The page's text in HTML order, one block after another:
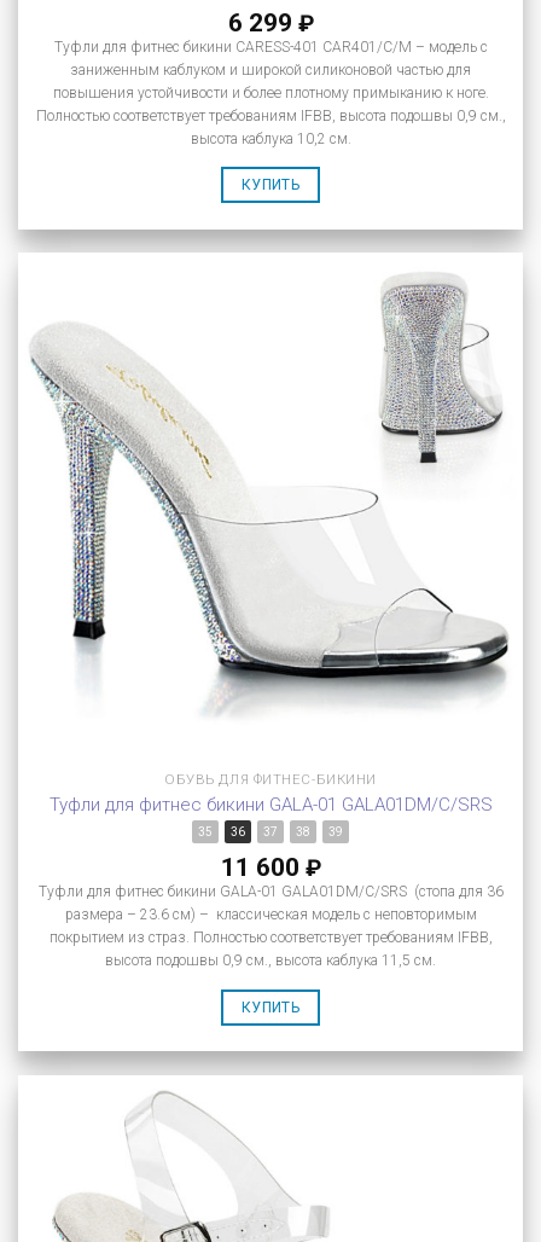
6 299 ₽
Туфли для фитнес бикини CARESS-401 CAR401/C/M – модель с
заниженным каблуком и широкой силиконовой частью для
повышения устойчивости и более плотному примыканию к ноге.
Полностью соответствует требованиям IFBB, высота подошвы 0,9 см.,
высота каблука 10,2 см.
КУПИТЬ
ОБУВЬ ДЛЯ ФИТНЕС-БИКИНИ
Туфли для фитнес бикини GALA-01 GALA01DM/C/SRS
35 36 37 38 39
11 600 ₽
Туфли для фитнес бикини GALA-01 GALA01DM/C/SRS (стопа для 36
размера – 23.6 см) – классическая модель с неповторимым
покрытием из страз. Полностью соответствует требованиям IFBB,
высота подошвы 0,9 см., высота каблука 11,5 см.
КУПИТЬ